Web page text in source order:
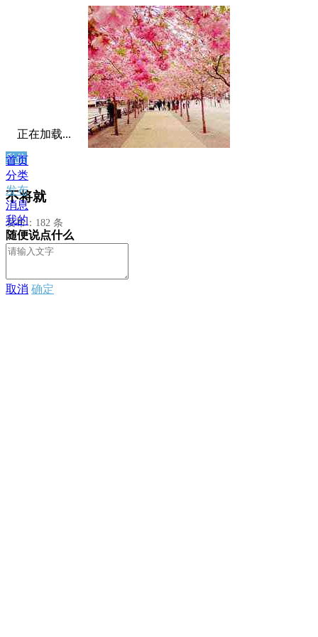
私信
不将就
发布：182 条
正在加载...
首页
分类
发布
消息
我的
随便说点什么
取消 确定